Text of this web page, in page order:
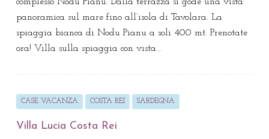
panoramica sul mare fino all’isola di Tavolara. La
spiaggia bianca di Nodu Pianu a soli 400 mt. Prenotate
ora! Villa sulla spiaggia con vista…
CASE VACANZA COSTA REI SARDEGNA
Villa Lucia Costa Rei